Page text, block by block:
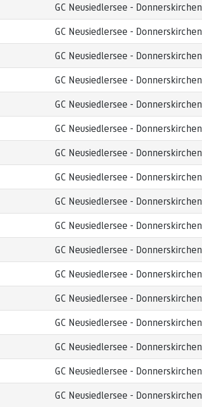
GC Neusiedlersee - Donnerskirchen
GC Neusiedlersee - Donnerskirchen
GC Neusiedlersee - Donnerskirchen
GC Neusiedlersee - Donnerskirchen
GC Neusiedlersee - Donnerskirchen
GC Neusiedlersee - Donnerskirchen
GC Neusiedlersee - Donnerskirchen
GC Neusiedlersee - Donnerskirchen
GC Neusiedlersee - Donnerskirchen
GC Neusiedlersee - Donnerskirchen
GC Neusiedlersee - Donnerskirchen
GC Neusiedlersee - Donnerskirchen
GC Neusiedlersee - Donnerskirchen
GC Neusiedlersee - Donnerskirchen
GC Neusiedlersee - Donnerskirchen
GC Neusiedlersee - Donnerskirchen
GC Neusiedlersee - Donnerskirchen